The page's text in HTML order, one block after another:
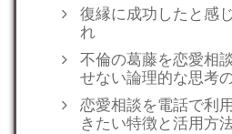
復縁に成功したと感
れ
不倫の葛藤を恋愛相
せない論理的な思考
恋愛相談を電話で利
きたい特徴と活用方